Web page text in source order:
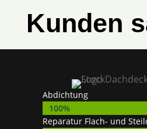
Kunden
Abdichtung
100%
100%
Reparatur Flach- und